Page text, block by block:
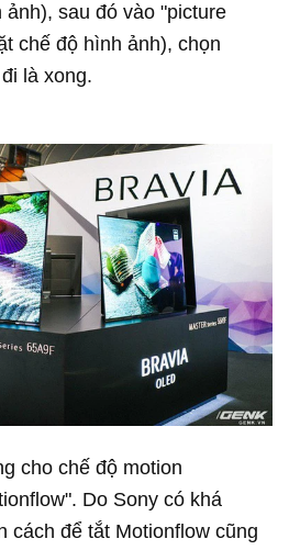
sau đó vào "picture
chế độ hình ảnh), chọn
là xong.
cho chế độ motion
Do Sony có khá
cách để tắt Motionflow cũng